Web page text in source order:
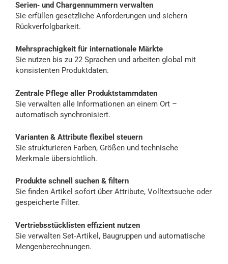
Serien‑ und Chargennummern verwalten
Sie erfüllen gesetzliche Anforderungen und sichern
Rückverfolgbarkeit.
Mehrsprachigkeit für internationale Märkte
Sie nutzen bis zu 22 Sprachen und arbeiten global mit
konsistenten Produktdaten.
Zentrale Pflege aller Produktstammdaten
Sie verwalten alle Informationen an einem Ort –
automatisch synchronisiert.
Varianten & Attribute flexibel steuern
Sie strukturieren Farben, Größen und technische
Merkmale übersichtlich.
Produkte schnell suchen & filtern
Sie finden Artikel sofort über Attribute, Volltextsuche oder
gespeicherte Filter.
Vertriebsstücklisten effizient nutzen
Sie verwalten Set‑Artikel, Baugruppen und automatische
Mengenberechnungen.